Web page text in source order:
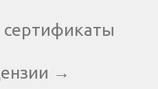
→